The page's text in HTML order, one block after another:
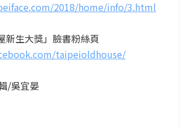
2018/home/info/3.html
新生大獎」臉書粉絲頁
taipeioldhouse/
/吳宜晏